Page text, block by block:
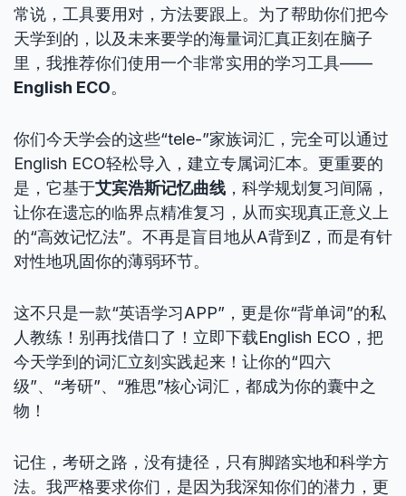
常说，工具要用对，方法要跟上。为了帮助你们把今
天学到的，以及未来要学的海量词汇真正刻在脑子
里，我推荐你们使用一个非常实用的学习工具——
English ECO。
你们今天学会的这些“tele-”家族词汇，完全可以通过
English ECO轻松导入，建立专属词汇本。更重要的
是，它基于艾宾浩斯记忆曲线 ，科学规划复习间隔，
让你在遗忘的临界点精准复习，从而实现真正意义上
的“高效记忆法”。不再是盲目地从A背到Z，而是有针
对性地巩固你的薄弱环节。
这不只是一款“英语学习APP”，更是你“背单词”的私
人教练！别再找借口了！立即下载English ECO，把
今天学到的词汇立刻实践起来！让你的“四六
级”、“考研”、“雅思”核心词汇，都成为你的囊中之
物！
记住，考研之路，没有捷径，只有脚踏实地和科学方
法。我严格要求你们，是因为我深知你们的潜力，更